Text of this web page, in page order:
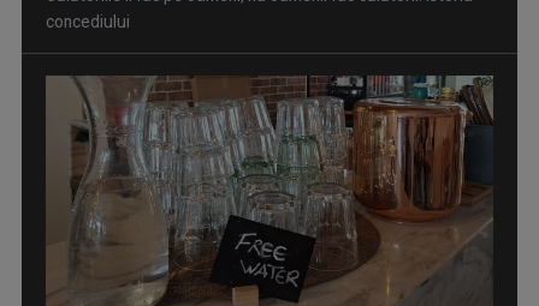
Apa, resursă și lecție de supraviețuire a civilizației umane